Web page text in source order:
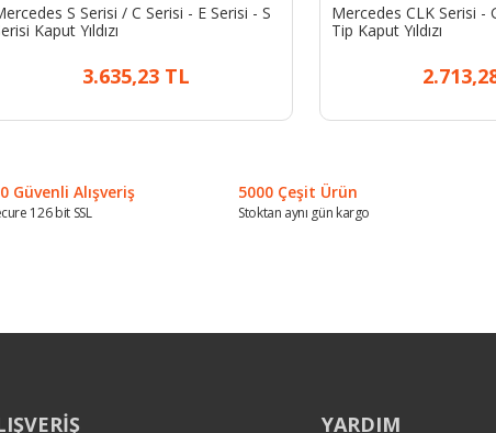
S Serisi / C Serisi - E Serisi - S
Kaput Yıldızı
3.635,23 TL
Mercedes CLK Serisi -
Tip Kaput Yıldızı
Güvenli Alışveriş
126 bit SSL
5000 Çeşit Ürün
Stoktan aynı gün kargo
YARDIM